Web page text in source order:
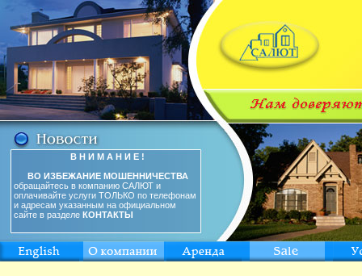
В Н И М А Н И Е !
ВО ИЗБЕЖАНИЕ МОШЕННИЧЕСТВА
обращайтесь в компанию САЛЮТ и
оплачивайте услуги ТОЛЬКО по телефонам
и адресам указанным на официальном
сайте в разделе КОНТАКТЫ